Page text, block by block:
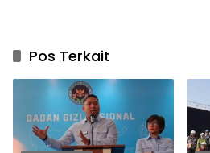
Pos Terkait